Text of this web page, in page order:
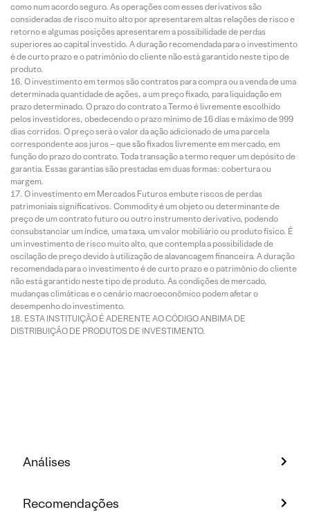
como num acordo seguro. As operações com esses derivativos são
consideradas de risco muito alto por apresentarem altas relações de risco e
retorno e algumas posições apresentarem a possibilidade de perdas
superiores ao capital investido. A duração recomendada para o investimento
é de curto prazo e o patrimônio do cliente não está garantido neste tipo de
produto.
O investimento em termos são contratos para compra ou a venda de uma
determinada quantidade de ações, a um preço fixado, para liquidação em
prazo determinado. O prazo do contrato a Termo é livremente escolhido
pelos investidores, obedecendo o prazo mínimo de 16 dias e máximo de 999
dias corridos. O preço será o valor da ação adicionado de uma parcela
correspondente aos juros – que são fixados livremente em mercado, em
função do prazo do contrato. Toda transação a termo requer um depósito de
garantia. Essas garantias são prestadas em duas formas: cobertura ou
margem.
O investimento em Mercados Futuros embute riscos de perdas
patrimoniais significativos. Commodity é um objeto ou determinante de
preço de um contrato futuro ou outro instrumento derivativo, podendo
consubstanciar um índice, uma taxa, um valor mobiliário ou produto físico. É
um investimento de risco muito alto, que contempla a possibilidade de
oscilação de preço devido à utilização de alavancagem financeira. A duração
recomendada para o investimento é de curto prazo e o patrimônio do cliente
não está garantido neste tipo de produto. As condições de mercado,
mudanças climáticas e o cenário macroeconômico podem afetar o
desempenho do investimento.
ESTA INSTITUIÇÃO É ADERENTE AO CÓDIGO ANBIMA DE
DISTRIBUIÇÃO DE PRODUTOS DE INVESTIMENTO.
Análises
Recomendações